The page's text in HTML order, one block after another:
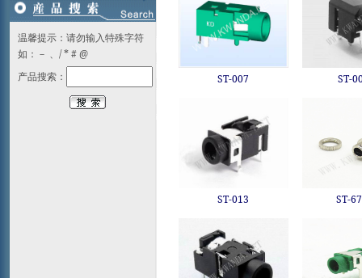
温馨提示：请勿输入特殊字符
如：－ 、/ * # @
产品搜索：
ST-007 ST-
ST-013 ST-